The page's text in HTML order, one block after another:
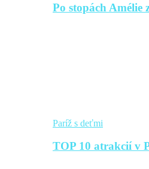
Po stopách
Paríž s deťmi
TOP 10 atrakcií v